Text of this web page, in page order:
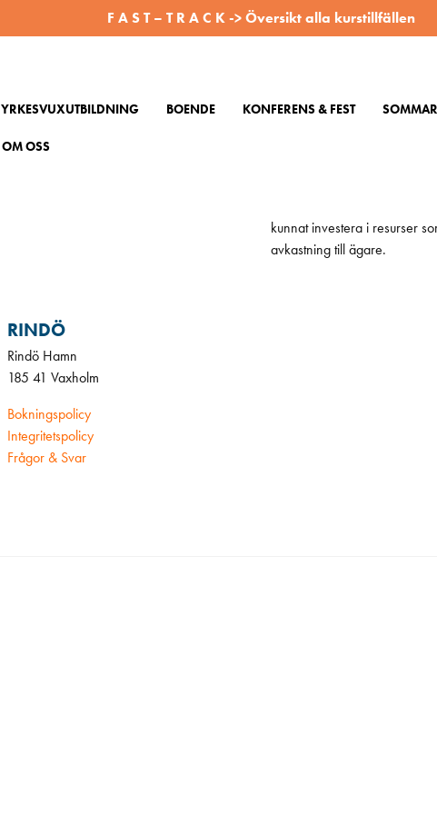
F A S T – T R A C K -> Översikt alla kurstillfällen
YRKESVUXUTBILDNING BOENDE KONFERENS & FEST
OM OSS
kunnat investera i resurser
avkastning till ägare.
RINDÖ
Rindö Hamn
185 41 Vaxholm
Bokningspolicy
Integritetspolicy
Frågor & Svar